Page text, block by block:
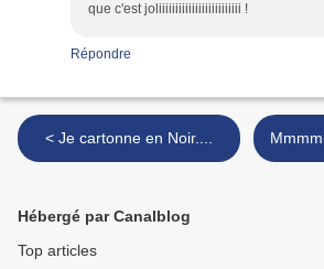
que c'est joliiiiiiiiiiiiiiiiiiiiiiiii !
Répondre
< Je cartonne en Noir....
Hébergé par Canalblog
Top articles